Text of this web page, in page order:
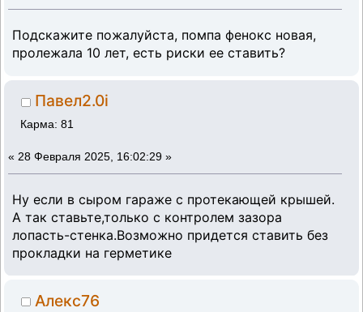
Подскажите пожалуйста, помпа фенокс новая,
пролежала 10 лет, есть риски ее ставить?
Павел2.0i
Карма: 81
« 28 Февраля 2025, 16:02:29 »
Ну если в сыром гараже с протекающей крышей.
А так ставьте,только с контролем зазора
лопасть-стенка.Возможно придется ставить без
прокладки на герметике
Алекс76